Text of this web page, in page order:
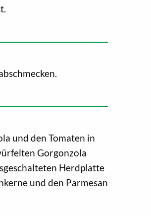
und den Tomaten in
Gorgonzola
Herdplatte
und den Parmesan